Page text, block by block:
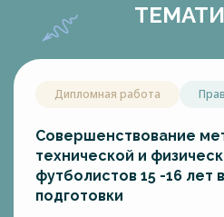
Дипломная работа
Совершенствование
технической и
футболистов 15 -16 лет
подготовки